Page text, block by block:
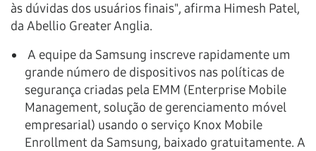
às dúvidas dos usuários finais", afirma Himesh Patel,
da Abellio Greater Anglia.
A equipe da Samsung inscreve rapidamente um
grande número de dispositivos nas políticas de
segurança criadas pela EMM (Enterprise Mobile
Management, solução de gerenciamento móvel
empresarial) usando o serviço Knox Mobile
Enrollment da Samsung, baixado gratuitamente. A